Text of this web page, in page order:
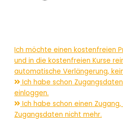
Ich möchte einen kostenfreien
und in die kostenfreien Kurse
automatische Verlängerung,
Ich habe schon
einloggen.
Ich habe schon einen
Zugangsdaten nicht mehr.